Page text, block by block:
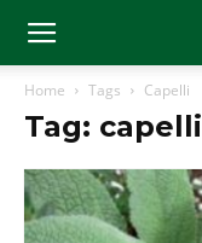
Home Tags Capelli
Tag: capelli